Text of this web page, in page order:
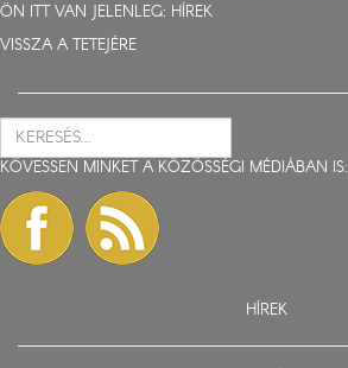
ÖN ITT VAN JELENLEG: HÍREK
VISSZA A TETEJÉRE
KÖVESSEN MINKET A KÖZÖSSÉGI MÉDIÁBAN IS:
HÍREK